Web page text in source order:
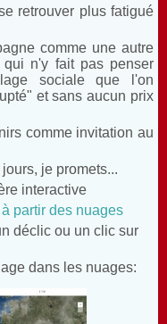
retrouver plus fatigué
comme une autre
n'y fait pas penser
sociale que l'on
et sans aucun prix
comme invitation au
je promets...
interactive
partir des nuages
déclic ou un clic sur
dans les nuages: